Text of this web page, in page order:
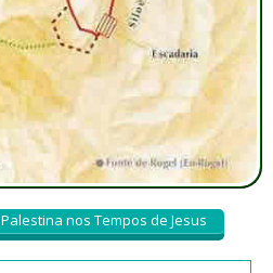
Palestina nos Tempos de Jesus